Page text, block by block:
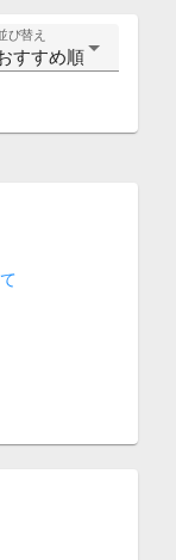
び替え
すすめ順